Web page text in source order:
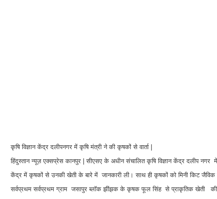
कृषि विज्ञान केंद्र दलीपनगर में कृषि मंत्री ने की कृषकों से वार्ता |
हिंदुस्तान न्यूज़ एक्सप्रेस कानपुर | सीएसए के अधीन संचालित कृषि विज्ञान केंद्र दलीप
केंद्र में कृषकों से उनकी खेती के बारे में जानकारी ली। साथ ही कृषकों को मिनी किट जैविक
सर्वप्रथम सर्वप्रथम ग्राम जसापुर ब्लॉक झींझक के कृषक फूल सिंह से प्राकृतिक खेती